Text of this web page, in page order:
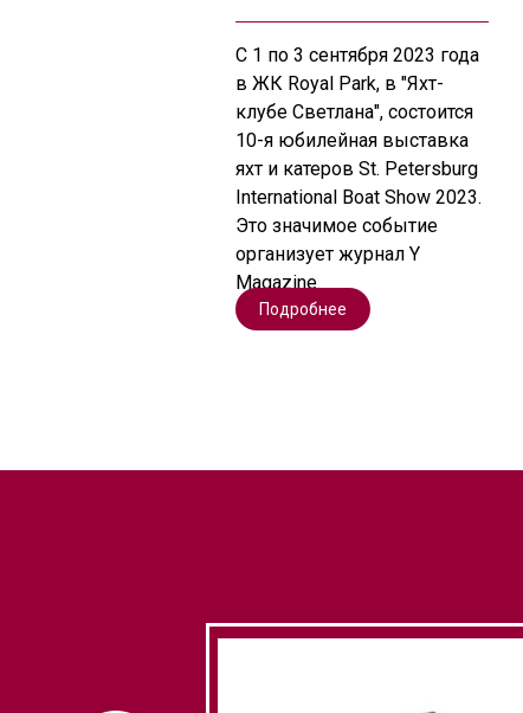
С 1 по 3 сентября 2023 года
в ЖК Royal Park, в "Яхт-
клубе Светлана", состоится
10-я юбилейная выставка
яхт и катеров St. Petersburg
International Boat Show 2023.
Это значимое событие
организует журнал Y
Magazine.
Подробнее